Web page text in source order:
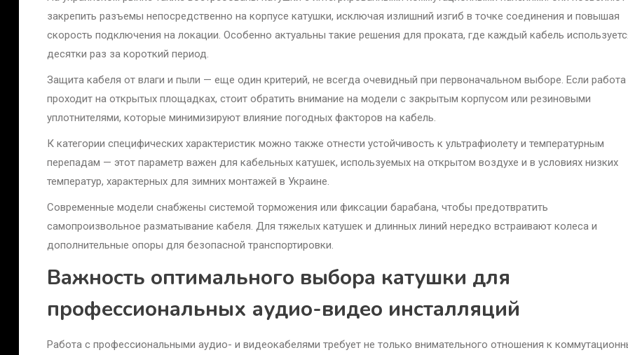
закрепить разъемы непосредственно на корпусе катушки, исключая излишний изгиб в точке соединения и повышая
скорость подключения на локации. Особенно актуальны такие решения для проката, где каждый кабель
десятки раз за короткий период.
Защита кабеля от влаги и пыли — еще один критерий, не всегда очевидный при первоначальном выборе. Если работа
проходит на открытых площадках, стоит обратить внимание на модели с закрытым корпусом или резиновыми
уплотнителями, которые минимизируют влияние погодных факторов на кабель.
К категории специфических характеристик можно также отнести устойчивость к ультрафиолету и температурным
перепадам — этот параметр важен для кабельных катушек, используемых на открытом воздухе и в условиях низких
температур, характерных для зимних монтажей в Украине.
Современные модели снабжены системой торможения или фиксации барабана, чтобы предотвратить
самопроизвольное разматывание кабеля. Для тяжелых катушек и длинных линий нередко встраивают колеса и
дополнительные опоры для безопасной транспортировки.
Важность оптимального выбора катушки для
профессиональных аудио-видео инсталляций
Работа с профессиональными аудио- и видеокабелями требует не только внимательного отношения к